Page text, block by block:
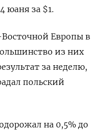
юаня за $1.
Европы в
из них
за неделю,
польский
на 0,5% до